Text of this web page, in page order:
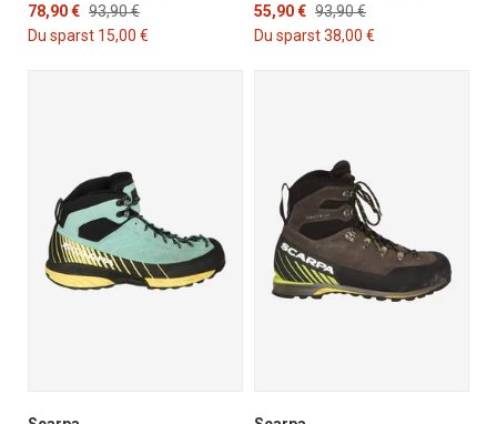
78,90 € 93,90 €
Du sparst 15,00 €
55,90 € 93,90 €
Du sparst 38,00 €